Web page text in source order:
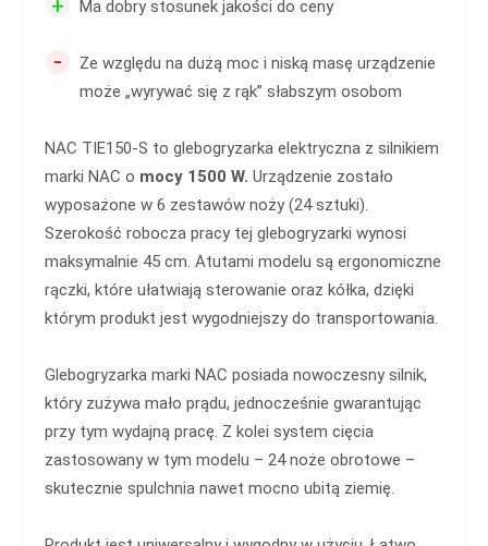
Ma dobry stosunek jakości do ceny
-
Ze względu na dużą moc i niską masę urządzenie
może „wyrywać się z rąk” słabszym osobom
NAC TIE150-S to glebogryzarka elektryczna z silnikiem
marki NAC o mocy 1500 W. Urządzenie zostało
wyposażone w 6 zestawów noży (24 sztuki).
Szerokość robocza pracy tej glebogryzarki wynosi
maksymalnie 45 cm. Atutami modelu są ergonomiczne
rączki, które ułatwiają sterowanie oraz kółka, dzięki
którym produkt jest wygodniejszy do transportowania.
Glebogryzarka marki NAC posiada nowoczesny silnik,
który zużywa mało prądu, jednocześnie gwarantując
przy tym wydajną pracę. Z kolei system cięcia
zastosowany w tym modelu – 24 noże obrotowe –
skutecznie spulchnia nawet mocno ubitą ziemię.